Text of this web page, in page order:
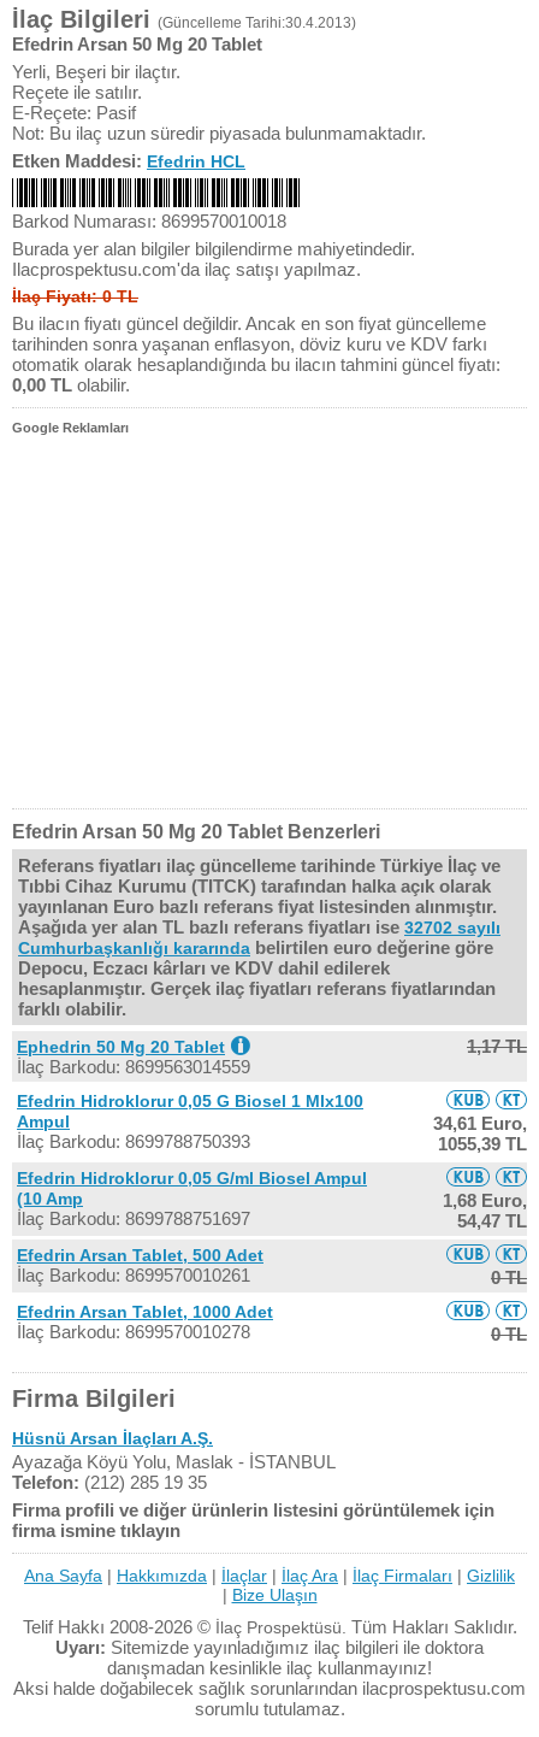
İlaç Bilgileri (Güncelleme Tarihi:30.4.2013)
Efedrin Arsan 50 Mg 20 Tablet
Yerli, Beşeri bir ilaçtır.
Reçete ile satılır.
E-Reçete: Pasif
Not: Bu ilaç uzun süredir piyasada bulunmamaktadır.
Etken Maddesi: Efedrin HCL
Barkod Numarası: 8699570010018
Burada yer alan bilgiler bilgilendirme mahiyetindedir.
Ilacprospektusu.com'da ilaç satışı yapılmaz.
İlaç Fiyatı: 0 TL
Bu ilacın fiyatı güncel değildir. Ancak en son fiyat güncelleme
tarihinden sonra yaşanan enflasyon, döviz kuru ve KDV farkı
otomatik olarak hesaplandığında bu ilacın tahmini güncel fiyatı:
0,00 TL olabilir.
Google Reklamları
Efedrin Arsan 50 Mg 20 Tablet Benzerleri
Referans fiyatları ilaç güncelleme tarihinde Türkiye İlaç ve
Tıbbi Cihaz Kurumu (TITCK) tarafından halka açık olarak
yayınlanan Euro bazlı referans fiyat listesinden alınmıştır.
Aşağıda yer alan TL bazlı referans fiyatları ise 32702 sayılı
Cumhurbaşkanlığı kararında belirtilen euro değerine göre
Depocu, Eczacı kârları ve KDV dahil edilerek
hesaplanmıştır. Gerçek ilaç fiyatları referans fiyatlarından
farklı olabilir.
Ephedrin 50 Mg 20 Tablet
İlaç Barkodu: 8699563014559
1,17 TL
Efedrin Hidroklorur 0,05 G Biosel 1 Mlx100
Ampul
İlaç Barkodu: 8699788750393
34,61 Euro,
1055,39 TL
Efedrin Hidroklorur 0,05 G/ml Biosel Ampul
(10 Amp
İlaç Barkodu: 8699788751697
1,68 Euro,
54,47 TL
Efedrin Arsan Tablet, 500 Adet
İlaç Barkodu: 8699570010261 0 TL
Efedrin Arsan Tablet, 1000 Adet
İlaç Barkodu: 8699570010278 0 TL
Firma Bilgileri
Hüsnü Arsan İlaçları A.Ş.
Ayazağa Köyü Yolu, Maslak - İSTANBUL
Telefon: (212) 285 19 35
Firma profili ve diğer ürünlerin listesini görüntülemek için
firma ismine tıklayın
Ana Sayfa | Hakkımızda | İlaçlar | İlaç Ara | İlaç Firmaları | Gizlilik
| Bize Ulaşın
Telif Hakkı 2008-2026 © İlaç Prospektüsü. Tüm Hakları Saklıdır.
Uyarı: Sitemizde yayınladığımız ilaç bilgileri ile doktora
danışmadan kesinlikle ilaç kullanmayınız!
Aksi halde doğabilecek sağlık sorunlarından ilacprospektusu.com
sorumlu tutulamaz.